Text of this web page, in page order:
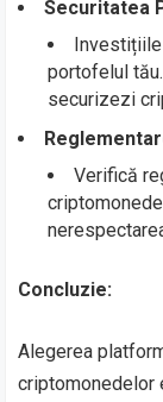
Securitatea
portofelul
securizezi
Verifică
Concluzie:
Alegerea
criptomonedelor